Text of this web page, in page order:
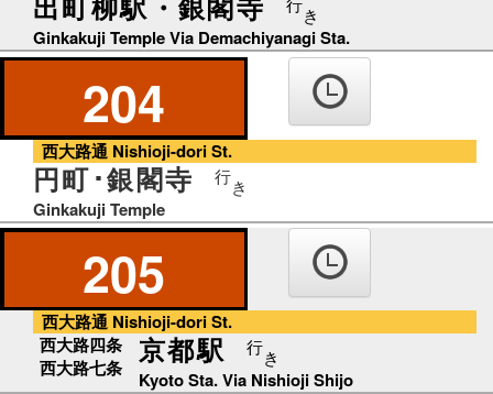
き
Ginkakuji Temple Via Demachiyanagi Sta.
204
西大路通 Nishioji-dori St.
円町･銀閣寺 行き
Ginkakuji Temple
205
西大路通 Nishioji-dori St.
西大路四条
西大路七条
京都駅 行き
Kyoto Sta. Via Nishioji Shijo